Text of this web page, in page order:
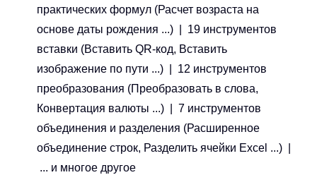
практических формул (Расчет возраста на
основе даты рождения ...) | 19 инструментов
вставки (Вставить QR-код, Вставить
изображение по пути ...) | 12 инструментов
преобразования (Преобразовать в слова,
Конвертация валюты ...) | 7 инструментов
объединения и разделения (Расширенное
объединение строк, Разделить ячейки Excel ...) |
... и многое другое